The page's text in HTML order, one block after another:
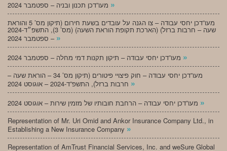
»
מעו”דכן יחסי עבודה – צו הגנה על עובדים בשעת חירום (תיקון מס’ 5 והוראת
שעה – חרבות ברזל) (הארכת תקופת הוראת השעה) (מס’ 3), התשפ״ד-2024
– ספטמבר 2024 »
»
מעו”דכן יחסי עבודה – חוק פיצויי פיטורים (תיקון מס’ 34 – הוראת שעה –
»
»
Representation of Mr. Uri Omid and Ankor Insurance Company Ltd., in
Establishing a New Insurance Company »
Representation of AmTrust Financial Services, Inc. and weSure Global